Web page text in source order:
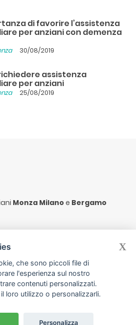
di favorire l’assistenza
per anziani con demenza
30/08/2019
assistenza
per anziani
25/08/2019
Monza Milano e Bergamo
20872 Cornate D´Adda (MB)
Privacy Policy|Cookie Policy
che sono piccoli file di
l'esperienza sul nostro
contenuti personalizzati.
loro utilizzo o personalizzarli.
X
Personalizza